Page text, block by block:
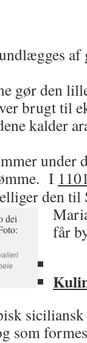
gør den
brugt til
kalder
under
I
den til
får
siciliansk
som